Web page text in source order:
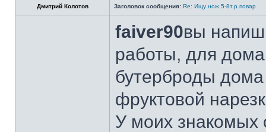
Дмитрий Колотов Заголовок сообщения: Re: Ищу нож.5-8т.р.повар
faiver90вы
работы, для
бутерброды дома
фруктовой
У моих знакомых